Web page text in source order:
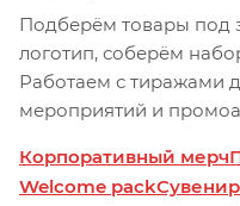
Подберём товары под
логотип, соберём
Работаем с тиражами
мероприятий и
Корпоративный мерч
Welcome pack